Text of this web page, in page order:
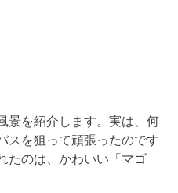
景を紹介します。実は、何
スを狙って頑張ったのです
たのは、かわいい「マゴ